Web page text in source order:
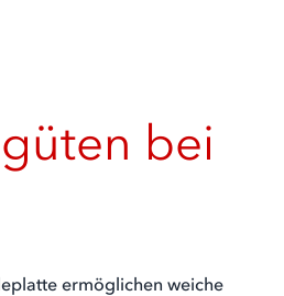
bei
ermöglichen weiche